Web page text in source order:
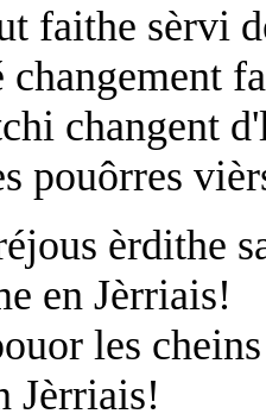
faithe sèrvi
changent
pouôrres
èrdithe
en Jèrriais!
les
Jèrriais!